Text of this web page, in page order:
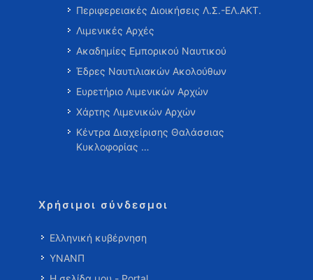
Περιφερειακές Διοικήσεις Λ.Σ.-ΕΛ.ΑΚΤ.
Λιμενικές Αρχές
Ακαδημίες Εμπορικού Ναυτικού
Έδρες Ναυτιλιακών Ακολούθων
Ευρετήριο Λιμενικών Αρχών
Χάρτης Λιμενικών Αρχών
Κέντρα Διαχείρισης Θαλάσσιας
Κυκλοφορίας …
Χρήσιμοι σύνδεσμοι
Ελληνική κυβέρνηση
ΥΝΑΝΠ